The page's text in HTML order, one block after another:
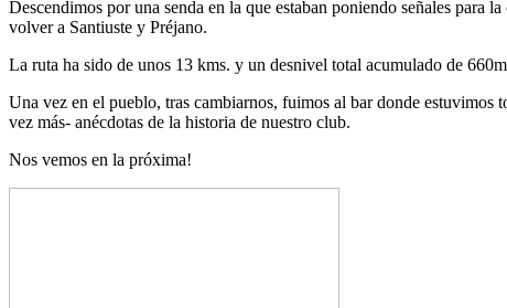
Descendimos por una senda en la que estaban poniendo señales para
volver a Santiuste y Préjano.
La ruta ha sido de unos 13 kms. y un desnivel total acumulado de
Una vez en el pueblo, tras cambiarnos, fuimos al bar donde estuvimos
vez más- anécdotas de la historia de nuestro club.
Nos vemos en la próxima!